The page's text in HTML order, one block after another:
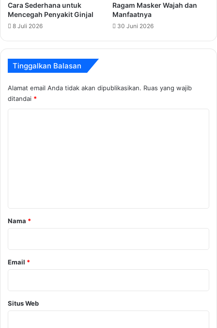
Cara Sederhana untuk
Mencegah Penyakit Ginjal
8 Juli 2026
Ragam Masker Wajah dan
Manfaatnya
30 Juni 2026
Tinggalkan Balasan
Alamat email Anda tidak akan dipublikasikan. Ruas yang wajib
ditandai *
rNama *
Email *
Situs Web